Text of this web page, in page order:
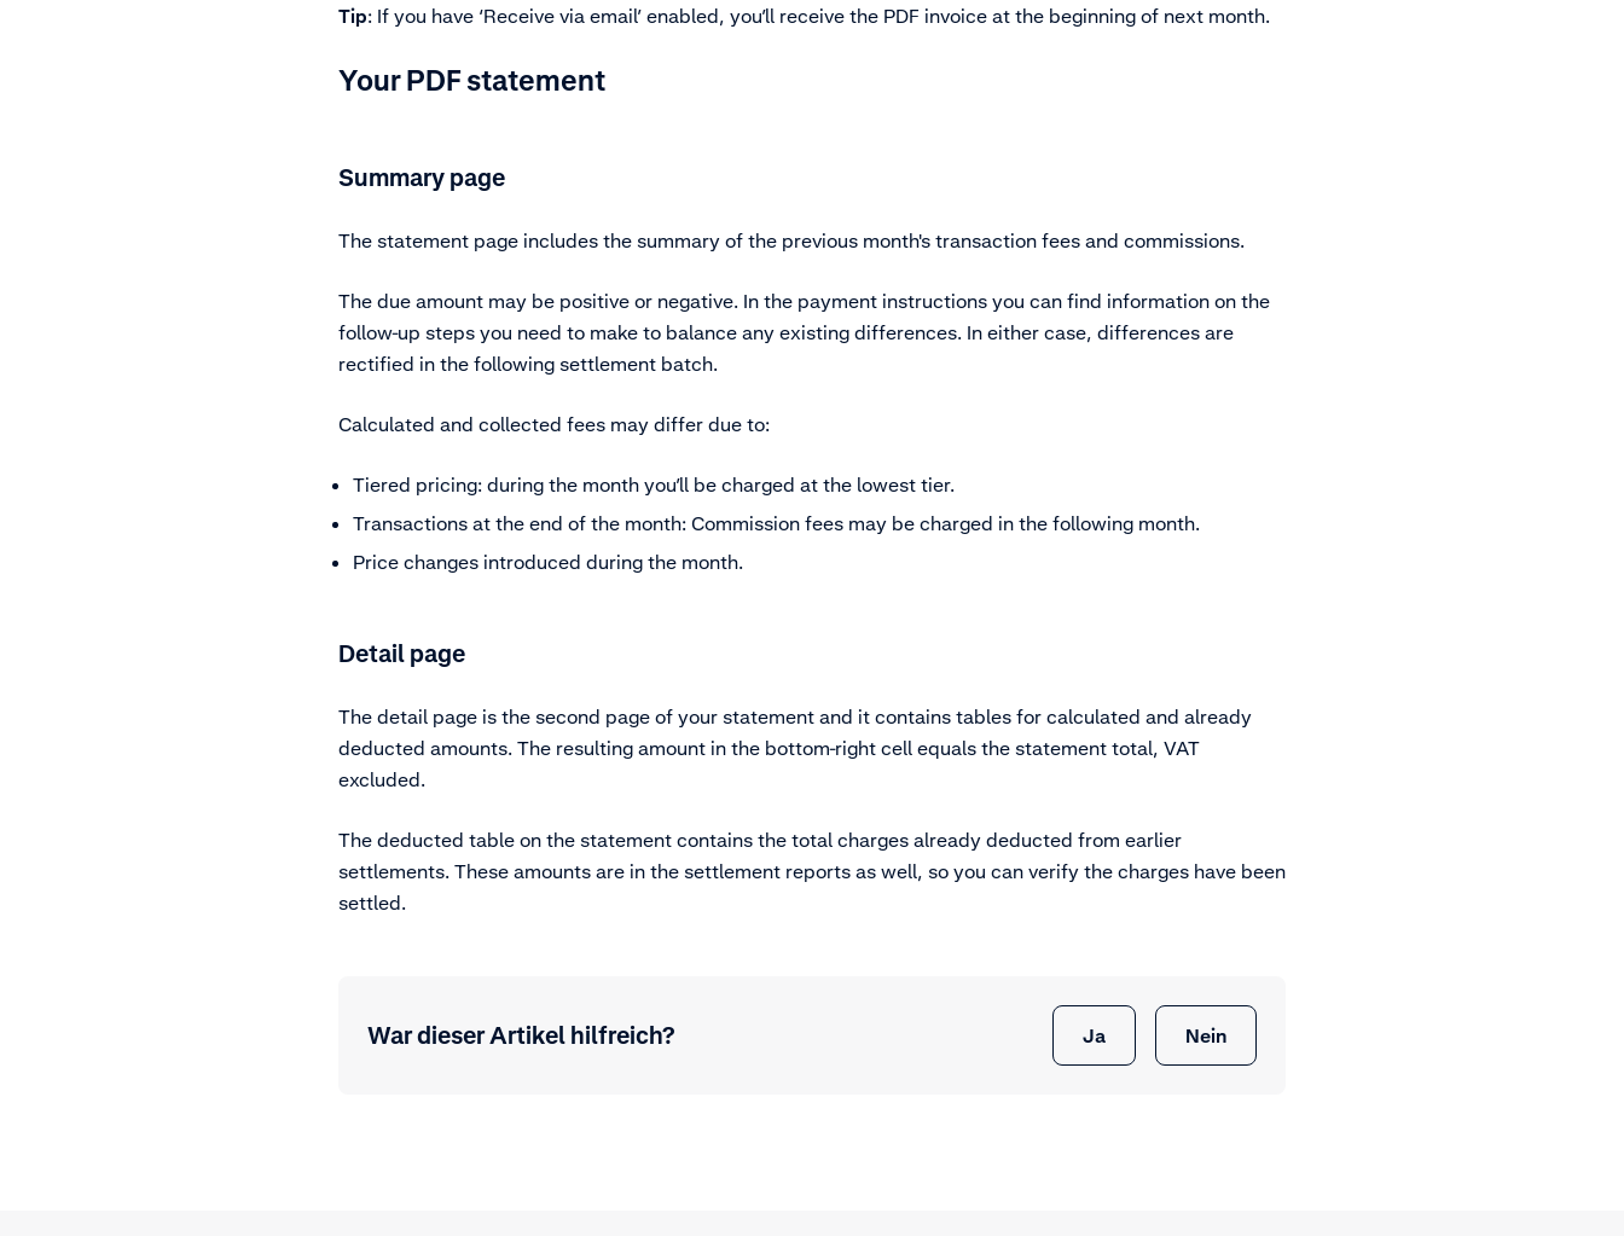
Tip: If you have ‘Receive via email’ enabled, you’ll receive the PDF invoice at the beginning of next month.
Your PDF statement
Summary page
The statement page includes the summary of the previous month's transaction fees and commissions.
The due amount may be positive or negative. In the payment instructions you can find information on the
follow-up steps you need to make to balance any existing differences. In either case, differences are
rectified in the following settlement batch.
Calculated and collected fees may differ due to:
Tiered pricing: during the month you’ll be charged at the lowest tier.
Transactions at the end of the month: Commission fees may be charged in the following month.
Price changes introduced during the month.
Detail page
The detail page is the second page of your statement and it contains tables for calculated and already
deducted amounts. The resulting amount in the bottom-right cell equals the statement total, VAT
excluded.
The deducted table on the statement contains the total charges already deducted from earlier
settlements. These amounts are in the settlement reports as well, so you can verify the charges have been
settled.
War dieser Artikel hilfreich? Ja Nein